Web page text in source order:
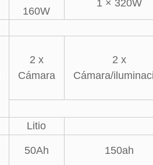
160W
1 × 320W
2 x
Cámara
2 x
Cámara/
Litio
50Ah 150ah